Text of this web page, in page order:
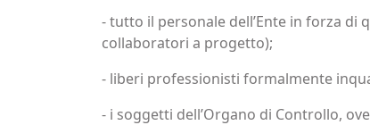
- tutto il personale dell’Ente in forza
collaboratori a progetto);
- liberi professionisti formalmente
- i soggetti dell’Organo di Controllo,